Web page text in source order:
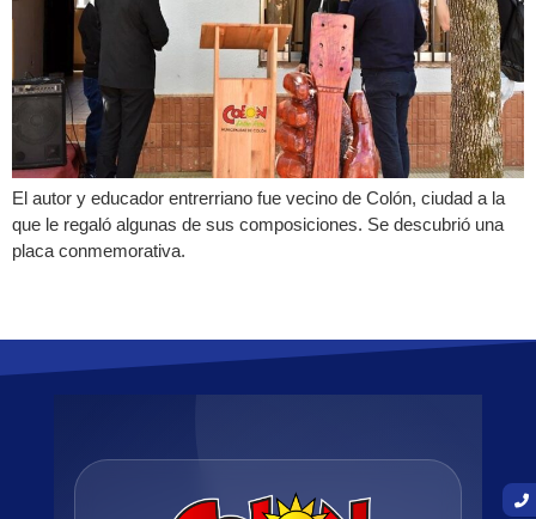
El autor y educador entrerriano fue vecino de Colón, ciudad a la
que le regaló algunas de sus composiciones. Se descubrió una
placa conmemorativa.